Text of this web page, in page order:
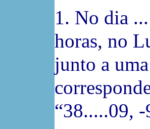
1. No dia
horas, no
junto a
“38.....09,